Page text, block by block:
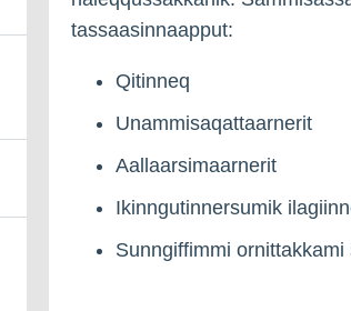
tassaasinnaapput:
Qitinneq
Unammisaqattaarnerit
Aallaarsimaarnerit
Ikinngutinnersumik
Sunngiffimmi